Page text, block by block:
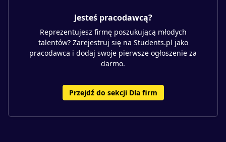
Jesteś pracodawcą?
Reprezentujesz firmę poszukującą młodych
talentów? Zarejestruj się na Students.pl jako
pracodawca i dodaj swoje pierwsze ogłoszenie za
darmo.
Przejdź do sekcji Dla firm